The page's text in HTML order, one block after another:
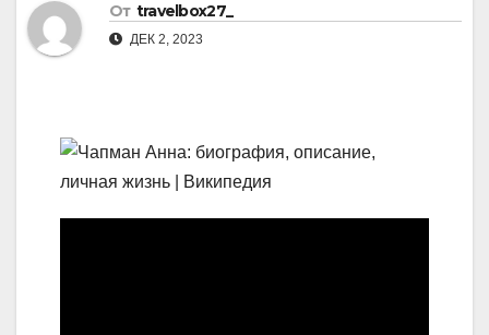
От travelbox27_
ДЕК 2, 2023